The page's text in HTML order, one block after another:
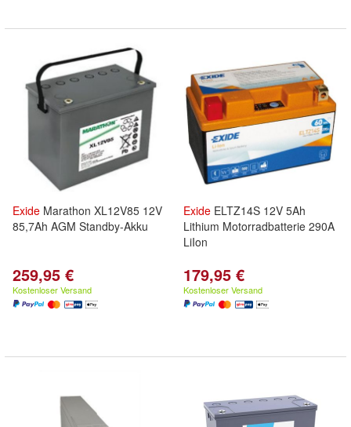
Exide Marathon XL12V85 12V
85,7Ah AGM Standby-Akku
259,95 €
Kostenloser Versand
Exide ELTZ14S 12V 5Ah
Lithium Motorradbatterie 290A
LiIon
179,95 €
Kostenloser Versand